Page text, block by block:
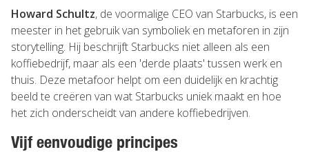
Howard Schultz, de voormalige CEO van Starbucks, is een
meester in het gebruik van symboliek en metaforen in zijn
storytelling. Hij beschrijft Starbucks niet alleen als een
koffiebedrijf, maar als een 'derde plaats' tussen werk en
thuis. Deze metafoor helpt om een duidelijk en krachtig
beeld te creëren van wat Starbucks uniek maakt en hoe
het zich onderscheidt van andere koffiebedrijven.
Vijf eenvoudige principes